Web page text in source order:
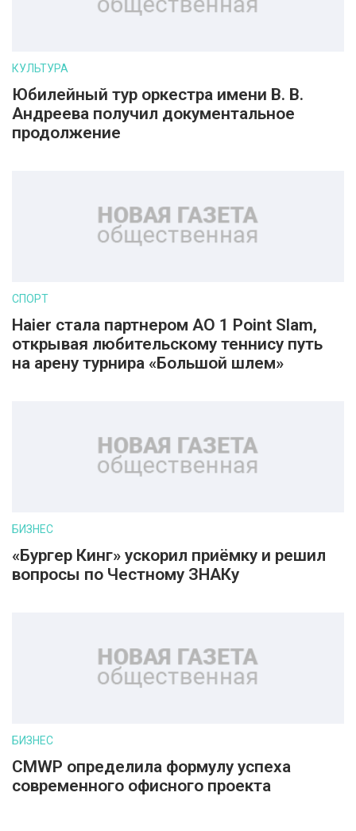
КУЛЬТУРА
Юбилейный тур оркестра имени В. В.
Андреева получил документальное
продолжение
СПОРТ
Haier стала партнером AO 1 Point Slam,
открывая любительскому теннису путь
на арену турнира «Большой шлем»
БИЗНЕС
«Бургер Кинг» ускорил приёмку и решил
вопросы по Честному ЗНАКу
БИЗНЕС
CMWP определила формулу успеха
современного офисного проекта